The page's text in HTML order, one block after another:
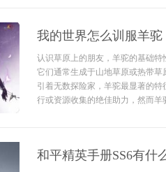
我的世界怎么训服羊
认识草原上的朋友，羊驼的基础
它们通常生成于山地草原或热带
引着无数探险家，羊驼最显著的
行或资源收集的绝佳助力，然而羊
和平精英手册SS6有什